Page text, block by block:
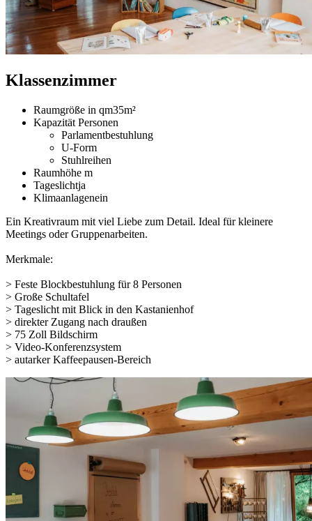
Klassenzimmer
Raumgröße in qm35m²
Kapazität Personen
Parlamentbestuhlung
U-Form
Stuhlreihen
Raumhöhe m
Tageslichtja
Klimaanlagenein
Ein Kreativraum mit viel Liebe zum Detail. Ideal für kleinere
Meetings oder Gruppenarbeiten.
Merkmale:
> Feste Blockbestuhlung für 8 Personen
> Große Schultafel
> Tageslicht mit Blick in den Kastanienhof
> direkter Zugang nach draußen
> 75 Zoll Bildschirm
> Video-Konferenzsystem
> autarker Kaffeepausen-Bereich